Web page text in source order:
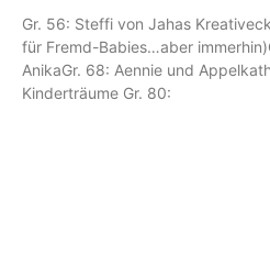
Gr. 56: Steffi von Jahas
für Fremd-Babies…aber
AnikaGr. 68: Aennie und
Kinderträume Gr. 80: